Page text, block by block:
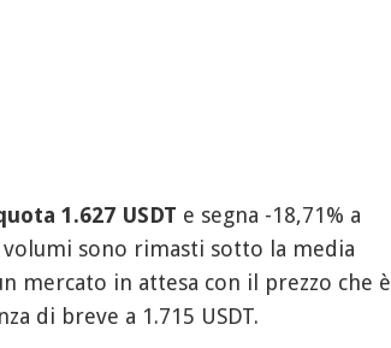
1.627 USDT e segna -18,71% a
volumi sono rimasti sotto la media
mercato in attesa con il prezzo che è
di breve a 1.715 USDT.